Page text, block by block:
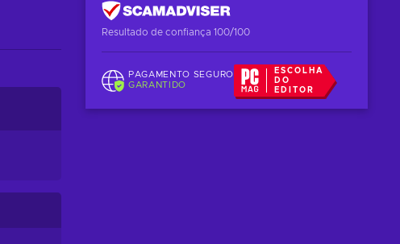
Resultado de confiança 100/100
PAGAMENTO SEGURO
GARANTIDO
ESCOLHA
DO
EDITOR